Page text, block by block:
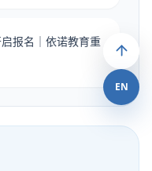
报名｜依诺教育重
EN